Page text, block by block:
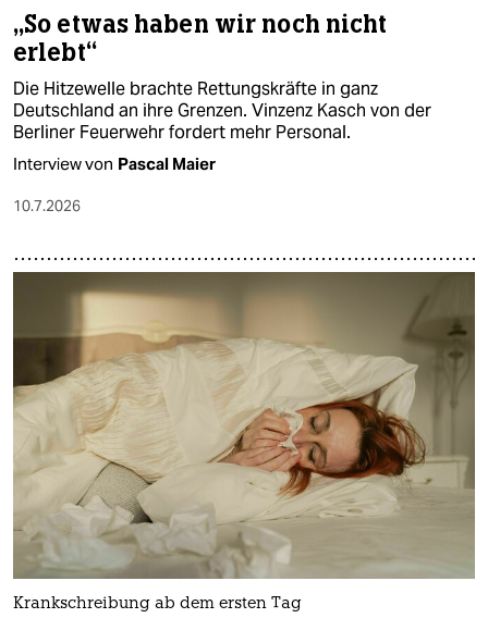
„So etwas haben wir noch nicht
erlebt“
Die Hitzewelle brachte Rettungskräfte in ganz
Deutschland an ihre Grenzen. Vinzenz Kasch von der
Berliner Feuerwehr fordert mehr Personal.
Interview von Pascal Maier
10.7.2026
Krankschreibung ab dem ersten Tag